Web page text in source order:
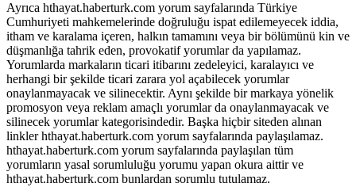
Ayrıca hthayat.haberturk.com yorum sayfalarında Türkiye
Cumhuriyeti mahkemelerinde doğruluğu ispat edilemeyecek iddia,
itham ve karalama içeren, halkın tamamını veya bir bölümünü kin ve
düşmanlığa tahrik eden, provokatif yorumlar da yapılamaz.
Yorumlarda markaların ticari itibarını zedeleyici, karalayıcı ve
herhangi bir şekilde ticari zarara yol açabilecek yorumlar
onaylanmayacak ve silinecektir. Aynı şekilde bir markaya yönelik
promosyon veya reklam amaçlı yorumlar da onaylanmayacak ve
silinecek yorumlar kategorisindedir. Başka hiçbir siteden alınan
linkler hthayat.haberturk.com yorum sayfalarında paylaşılamaz.
hthayat.haberturk.com yorum sayfalarında paylaşılan tüm
yorumların yasal sorumluluğu yorumu yapan okura aittir ve
hthayat.haberturk.com bunlardan sorumlu tutulamaz.